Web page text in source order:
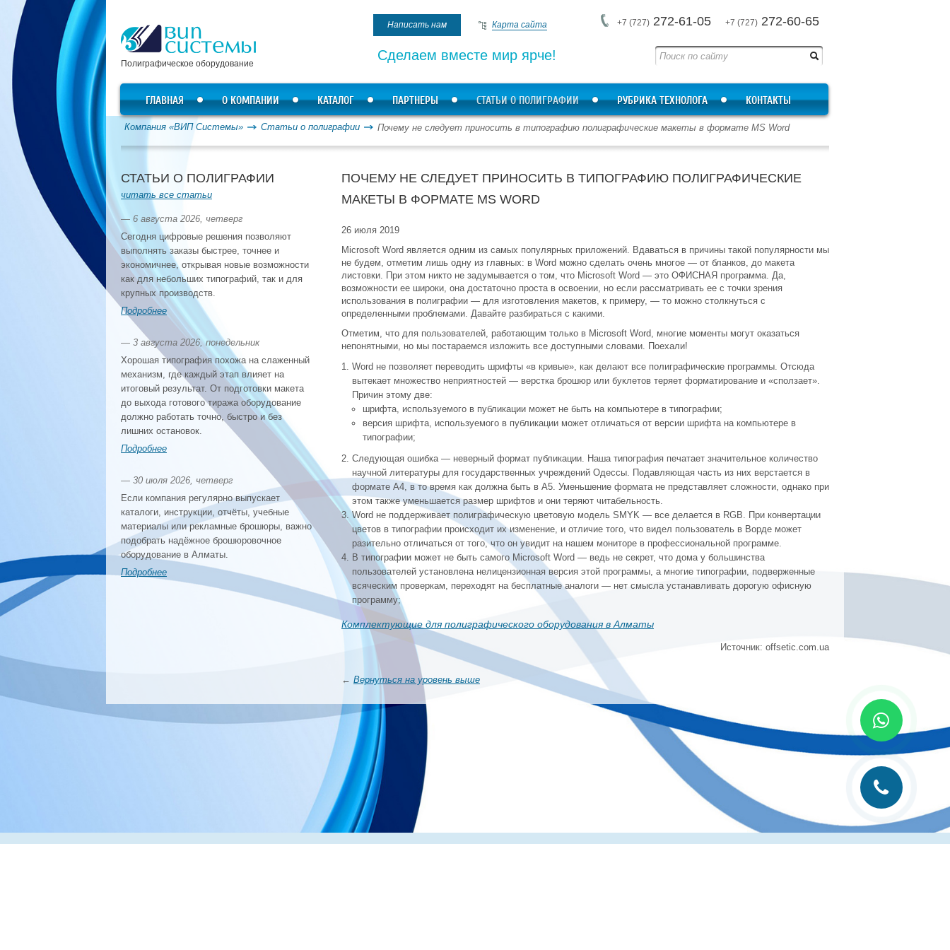
Полиграфическое оборудование
Сделаем вместе мир ярче!
+7 (727) 272-61-05 +7 (727) 272-60-65
Написать нам Карта сайта
ГЛАВНАЯ О КОМПАНИИ КАТАЛОГ ПАРТНЕРЫ СТАТЬИ О ПОЛИГРАФИИ РУБРИКА ТЕХНОЛОГА КОНТАКТЫ
Компания «ВИП Системы» Статьи о полиграфии Почему не следует приносить в типографию полиграфические макеты в формате MS Word
СТАТЬИ О ПОЛИГРАФИИ
читать все статьи
— 6 августа 2026, четверг
Сегодня цифровые решения позволяют
выполнять заказы быстрее, точнее и
экономичнее, открывая новые возможности
как для небольших типографий, так и для
крупных производств.
Подробнее
— 3 августа 2026, понедельник
Хорошая типография похожа на слаженный
механизм, где каждый этап влияет на
итоговый результат. От подготовки макета
до выхода готового тиража оборудование
должно работать точно, быстро и без
лишних остановок.
Подробнее
— 30 июля 2026, четверг
Если компания регулярно выпускает
каталоги, инструкции, отчёты, учебные
материалы или рекламные брошюры, важно
подобрать надёжное брошюровочное
оборудование в Алматы.
Подробнее
ПОЧЕМУ НЕ СЛЕДУЕТ ПРИНОСИТЬ В ТИПОГРАФИЮ ПОЛИГРАФИЧЕСКИЕ
МАКЕТЫ В ФОРМАТЕ MS WORD
26 июля 2019
Microsoft Word является одним из самых популярных приложений. Вдаваться в причины такой популярности мы
не будем, отметим лишь одну из главных: в Word можно сделать очень многое — от бланков, до макета
листовки. При этом никто не задумывается о том, что Microsoft Word — это ОФИСНАЯ программа. Да,
возможности ее широки, она достаточно проста в освоении, но если рассматривать ее с точки зрения
использования в полиграфии — для изготовления макетов, к примеру, — то можно столкнуться с
определенными проблемами. Давайте разбираться с какими.
Отметим, что для пользователей, работающим только в Microsoft Word, многие моменты могут оказаться
непонятными, но мы постараемся изложить все доступными словами. Поехали!
Word не позволяет переводить шрифты «в кривые», как делают все полиграфические программы. Отсюда
вытекает множество неприятностей — верстка брошюр или буклетов теряет форматирование и «сползает».
Причин этому две:
шрифта, используемого в публикации может не быть на компьютере в типографии;
версия шрифта, используемого в публикации может отличаться от версии шрифта на компьютере в
типографии;
Следующая ошибка — неверный формат публикации. Наша типография печатает значительное количество
научной литературы для государственных учреждений Одессы. Подавляющая часть из них верстается в
формате А4, в то время как должна быть в А5. Уменьшение формата не представляет сложности, однако при
этом также уменьшается размер шрифтов и они теряют читабельность.
Word не поддерживает полиграфическую цветовую модель SMYK — все делается в RGB. При конвертации
цветов в типографии происходит их изменение, и отличие того, что видел пользователь в Ворде может
разительно отличаться от того, что он увидит на нашем мониторе в профессиональной программе.
В типографии может не быть самого Microsoft Word — ведь не секрет, что дома у большинства
пользователей установлена нелицензионная версия этой программы, а многие типографии, подверженные
всяческим проверкам, переходят на бесплатные аналоги — нет смысла устанавливать дорогую офисную
программу;
Комплектующие для полиграфического оборудования в Алматы
Источник: offsetic.com.ua
← Вернуться на уровень выше